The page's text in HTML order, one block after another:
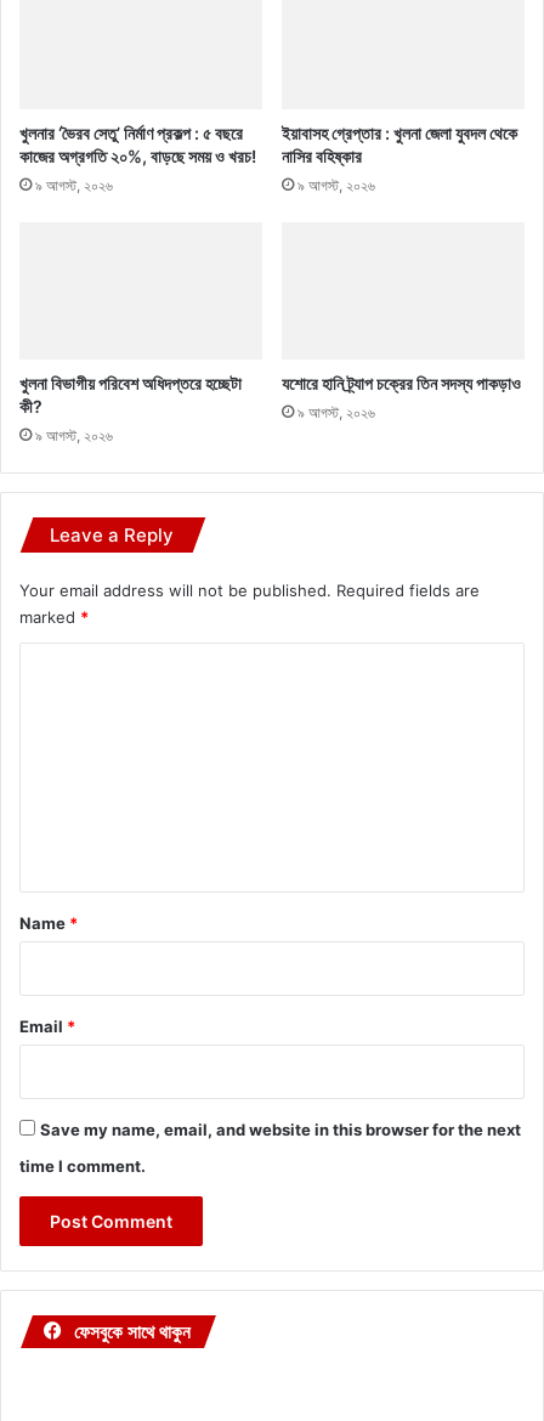
খুলনার ‘ভৈরব সেতু’ নির্মাণ প্রকল্প : ৫ বছরে
কাজের অগ্রগতি ২০%, বাড়ছে সময় ও খরচ!
৯ আগস্ট, ২০২৬
ইয়াবাসহ গ্রেপ্তার : খুলনা জেলা যুবদল থেকে
নাসির বহিষ্কার
৯ আগস্ট, ২০২৬
খুলনা বিভাগীয় পরিবেশ অধিদপ্তরে হচ্ছেটা
কী?
৯ আগস্ট, ২০২৬
যশোরে হানি ট্র্যাপ চক্রের তিন সদস্য পাকড়াও
৯ আগস্ট, ২০২৬
Leave a Reply
Your email address will not be published. Required fields are
marked *
*
Name *
Email *
Save my name, email, and website in this browser for the next
time I comment.
ফেসবুকে সাথে থাকুন